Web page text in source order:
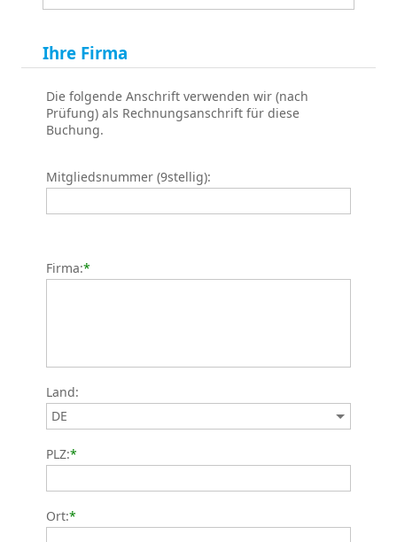
Ihre Firma
Die folgende Anschrift verwenden wir (nach
Prüfung) als Rechnungsanschrift für diese
Buchung.
Mitgliedsnummer (9stellig):
Firma:*
Land:
PLZ:*
Ort:*